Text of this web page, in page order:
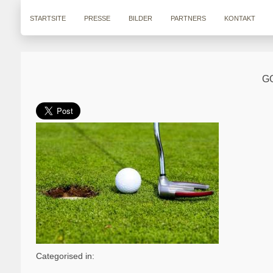
STARTSITE PRESSE BILDER PARTNERS KONTAKT
Categorised in: